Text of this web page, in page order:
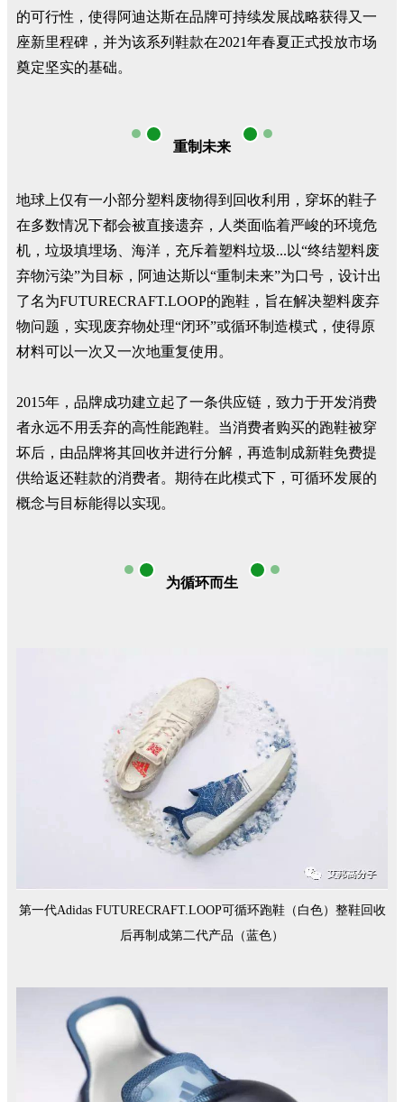
的可行性，使得阿迪达斯在品牌可持续发展战略获得又一
座新里程碑，并为该系列鞋款在2021年春夏正式投放市场
奠定坚实的基础。
重制未来
地球上仅有一小部分塑料废物得到回收利用，穿坏的鞋子
在多数情况下都会被直接遗弃，人类面临着严峻的环境危
机，垃圾填埋场、海洋，充斥着塑料垃圾...以“终结塑料废
弃物污染”为目标，阿迪达斯以“重制未来”为口号，设计出
了名为FUTURECRAFT.LOOP的跑鞋，旨在解决塑料废弃
物问题，实现废弃物处理“闭环”或循环制造模式，使得原
材料可以一次又一次地重复使用。
2015年，品牌成功建立起了一条供应链，致力于开发消费
者永远不用丢弃的高性能跑鞋。当消费者购买的跑鞋被穿
坏后，由品牌将其回收并进行分解，再造制成新鞋免费提
供给返还鞋款的消费者。期待在此模式下，可循环发展的
概念与目标能得以实现。
为循环而生
第一代Adidas FUTURECRAFT.LOOP可循环跑鞋（白色）整鞋回收
后再制成第二代产品（蓝色）